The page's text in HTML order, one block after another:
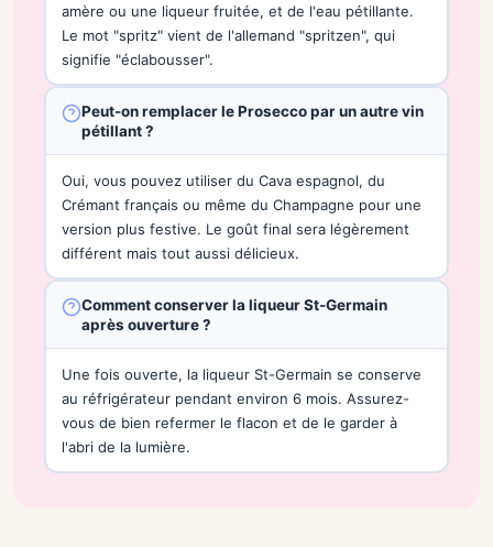
amère ou une liqueur fruitée, et de l'eau pétillante.
Le mot "spritz" vient de l'allemand "spritzen", qui
signifie "éclabousser".
Peut-on remplacer le Prosecco par un autre vin
pétillant ?
Oui, vous pouvez utiliser du Cava espagnol, du
Crémant français ou même du Champagne pour une
version plus festive. Le goût final sera légèrement
différent mais tout aussi délicieux.
Comment conserver la liqueur St-Germain
après ouverture ?
Une fois ouverte, la liqueur St-Germain se conserve
au réfrigérateur pendant environ 6 mois. Assurez-
vous de bien refermer le flacon et de le garder à
l'abri de la lumière.